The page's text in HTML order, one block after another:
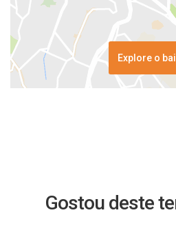
Explore o
Gostou deste